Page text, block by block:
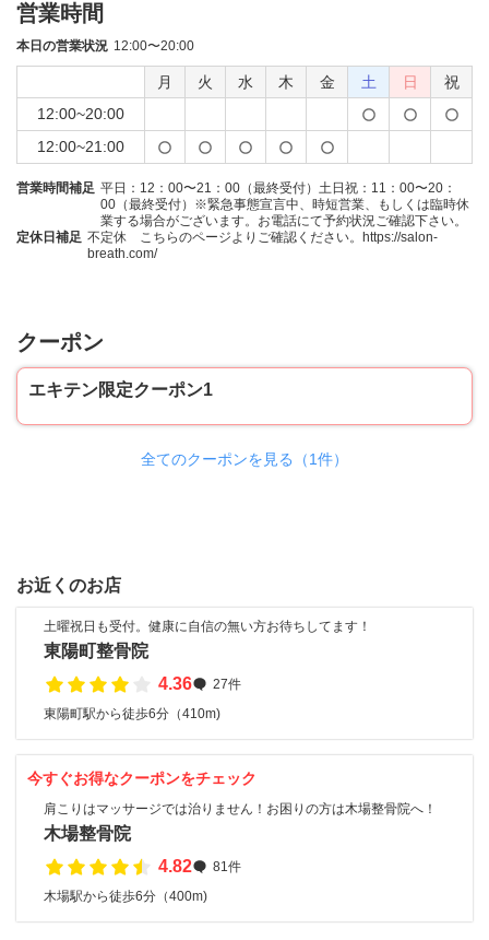
営業時間
本日の営業状況 12:00〜20:00
月 火 水 木 金 土 日
祝
12:00~20:00
12:00~21:00
営業時間補足 平日：12：00〜21：00（最終受付）土日祝：11：00〜20：
00（最終受付）※緊急事態宣言中、時短営業、もしくは臨時休
業する場合がございます。お電話にて予約状況ご確認下さい。
定休日補足 不定休 こちらのページよりご確認ください。https://salon-
breath.com/
クーポン
エキテン限定クーポン1
全てのクーポンを見る（1件）
お近くのお店
土曜祝日も受付。健康に自信の無い方お待ちしてます！
東陽町整骨院
4.36
27件
東陽町駅から徒歩6分（410m)
今すぐお得なクーポンをチェック
肩こりはマッサージでは治りません！お困りの方は木場整骨院へ！
木場整骨院
4.82
81件
木場駅から徒歩6分（400m)